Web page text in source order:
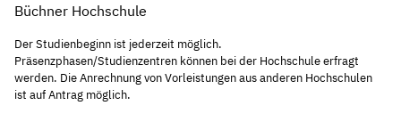
Büchner Hochschule
Der Studienbeginn ist jederzeit möglich.
Präsenzphasen/Studienzentren können bei der Hochschule erfragt
werden. Die Anrechnung von Vorleistungen aus anderen Hochschulen
ist auf Antrag möglich.